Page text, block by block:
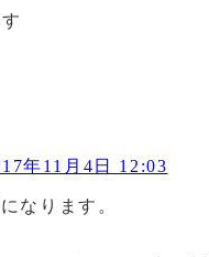
年11月4日 12:03
なります。